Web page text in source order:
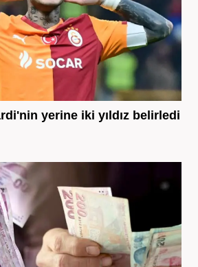
yerine iki yıldız belirledi